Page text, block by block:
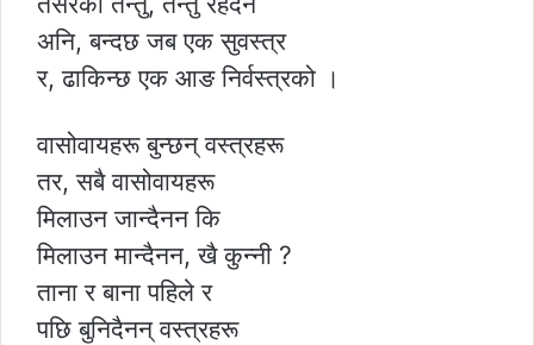
अनि, बन्दछ जब एक सुवस्त्र
र, ढाकिन्छ एक आङ निर्वस्त्रको ।
वासोवायहरू बुन्छन् वस्त्रहरू
तर, सबै वासोवायहरू
मिलाउन जान्दैनन कि
मिलाउन मान्दैनन, खै कुन्नी ?
ताना र बाना पहिले र
पछि बुनिदैनन् वस्त्रहरू